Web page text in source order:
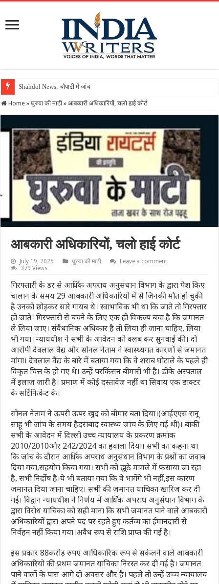
Shahdol News: चौपाटी में जांच के नाम पर दावत! अधिकारियों ने चाट
Home » घुरुवा की माटी » आबकारी अधिकारियों, चलो हाई कोर्ट
आबकारी अधिकारियों, चलो हाई कोर्ट
July 19, 2025 घुरुवा की माटी
Leave a comment
379 Views
गिरफ्तारी के डर से आर्थिक अपराध अनुसंधान विभाग के द्वारा पेश किए
चालान के समय 29 आबकारी अधिकारियो में से जिनकी मौत हो चुकी
है उनको छोड़कर सारे गायब थे। स्वाभाविक भी था कि जाते तो गिरफ्तार
हो जाते। गिरफ्तारी से बचने के लिए एक ही विकल्प बचा है कि जमानत
ले लिया जाए। संवैधानिक अधिकार है तो लिया ही जाना चाहिए, लिया
भी गया। न्यायधीश ने सभी के आवेदन को क्लब कर सुनवाई की। दो
आरोपी देवलाल वैद्य और सोनल नेताम ने स्वास्थ्यगत कारणों से जमानत
मांगा। देवलाल वैद्य के बारे में बताया गया कि वे शराब घोटाले के पहले ही
विकृत चित्त के हो गए थे। उन्हें परकिंसन बीमारी भी है। डीके अस्पताल
में इलाज जारी है। प्रमाण में कोई दस्तावेज नहीं था सिवाय एक डाक्टर
के सर्टिफिकेट के।
सोनल नेताम ने ऊपरी ऊपर खुद को बीमार बता दिया।(आईएएस रानू
साहू भी जांच के समय हैदराबाद स्वास्थ्य जांच के लिए गई थी)। बाकी
सभी के आवेदन में दिल्ली उच्च न्यायालय के प्रकरण क्रमांक
2010/2010और 242/2024 का हवाला दिया। सभी का कहना था
कि जांच के दौरान आर्थिक अपराध अनुसंधान विभाग के प्रश्नों का जवाब
दिया गया,सहयोग किया गया। सभी को झूठे मामले में फंसाया जा रहा
है, सभी निर्दोष है।ये भी बताया गया कि वे भागेंगे भी नहीं,इस कारण
जमानत दिया जाना चाहिए। सभी की जमानत याचिका खारिज कर दी
गई। विद्वान न्यायधीश ने निर्णय में आर्थिक अपराध अनुसंधान विभाग के
द्वारा विरोध याचिका को सही माना कि सभी जमानत पाने वाले आबकारी
अधिकारियों द्वारा अपने पद पर रहते हुए कर्तव्य का ईमानदारी से
निर्वहन नहीं किया गया।अवैध रूप से राशि प्राप्त की गई है।
इस प्रकार 88करोड़ रुपए आधिकारिक रूप से सकेलने वाले आबकारी
अधिकारियो की प्रथम जमानत याचिका निरस्त कर दी गई है। जमानत
पाने वालों के पास आगे दो अवसर और है। पहले तो उन्हें उच्च न्यायालय